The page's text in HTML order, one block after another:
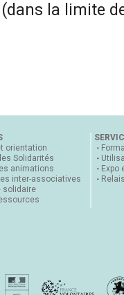
la limite
orientation
Solidarités
animations
inter-associatives
solidaire
Expo